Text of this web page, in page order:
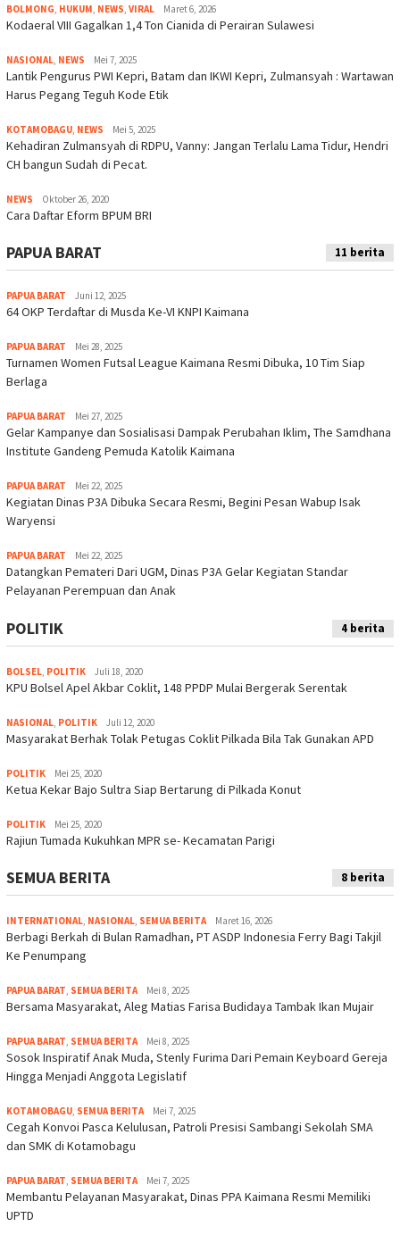
BOLMONG HUKUM NEWS VIRAL Maret 6, 2026
Kodaeral VIII Gagalkan 1,4 Ton Cianida di Perairan Sulawesi
NASIONAL NEWS Mei 7, 2025
Lantik Pengurus PWI Kepri, Batam dan IKWI Kepri, Zulmansyah : Wartawan
Harus Pegang Teguh Kode Etik
KOTAMOBAGU NEWS Mei 5, 2025
Kehadiran Zulmansyah di RDPU, Vanny: Jangan Terlalu Lama Tidur, Hendri
CH bangun Sudah di Pecat.
NEWS Oktober 26, 2020
Cara Daftar Eform BPUM BRI
PAPUA BARAT 11 berita
PAPUA BARAT Juni 12, 2025
64 OKP Terdaftar di Musda Ke-VI KNPI Kaimana
PAPUA BARAT Mei 28, 2025
Turnamen Women Futsal League Kaimana Resmi Dibuka, 10 Tim Siap
Berlaga
PAPUA BARAT Mei 27, 2025
Gelar Kampanye dan Sosialisasi Dampak Perubahan Iklim, The Samdhana
Institute Gandeng Pemuda Katolik Kaimana
PAPUA BARAT Mei 22, 2025
Kegiatan Dinas P3A Dibuka Secara Resmi, Begini Pesan Wabup Isak
Waryensi
PAPUA BARAT Mei 22, 2025
Datangkan Pemateri Dari UGM, Dinas P3A Gelar Kegiatan Standar
Pelayanan Perempuan dan Anak
POLITIK 4 berita
BOLSEL POLITIK Juli 18, 2020
KPU Bolsel Apel Akbar Coklit, 148 PPDP Mulai Bergerak Serentak
NASIONAL POLITIK Juli 12, 2020
Masyarakat Berhak Tolak Petugas Coklit Pilkada Bila Tak Gunakan APD
POLITIK Mei 25, 2020
Ketua Kekar Bajo Sultra Siap Bertarung di Pilkada Konut
POLITIK Mei 25, 2020
Rajiun Tumada Kukuhkan MPR se- Kecamatan Parigi
SEMUA BERITA 8 berita
INTERNATIONAL, NASIONAL, SEMUA BERITA Maret 16, 2026
Berbagi Berkah di Bulan Ramadhan, PT ASDP Indonesia Ferry Bagi Takjil
Ke Penumpang
PAPUA BARAT, SEMUA BERITA Mei 8, 2025
Bersama Masyarakat, Aleg Matias Farisa Budidaya Tambak Ikan Mujair
PAPUA BARAT, SEMUA BERITA Mei 8, 2025
Sosok Inspiratif Anak Muda, Stenly Furima Dari Pemain Keyboard Gereja
Hingga Menjadi Anggota Legislatif
KOTAMOBAGU, SEMUA BERITA Mei 7, 2025
Cegah Konvoi Pasca Kelulusan, Patroli Presisi Sambangi Sekolah SMA
dan SMK di Kotamobagu
PAPUA BARAT, SEMUA BERITA Mei 7, 2025
Membantu Pelayanan Masyarakat, Dinas PPA Kaimana Resmi Memiliki
UPTD